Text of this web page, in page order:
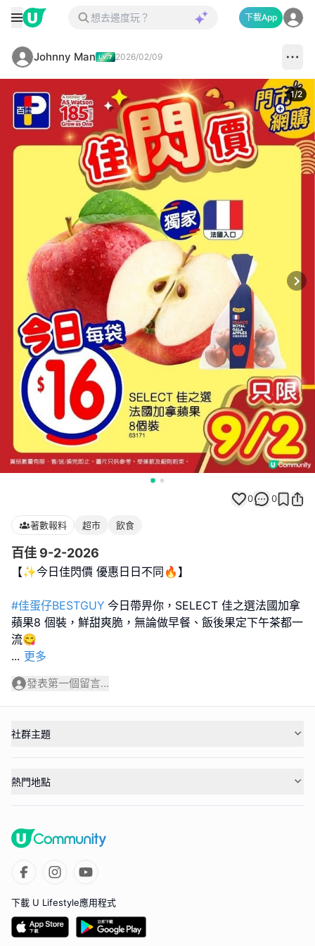
下載App
Johnny Man 2026/02/09
1/2
0 0
著數報料 超市 飲食
百佳 9-2-2026
【✨今日佳閃價 優惠日日不同🔥】
#佳蛋仔BESTGUY 今日帶畀你，SELECT 佳之選法國加拿
蘋果8 個裝，鮮甜爽脆，無論做早餐、飯後果定下午茶都一
... 更多
發表第一個留言...
社群主題
熱門地點
下載 U Lifestyle應用程式